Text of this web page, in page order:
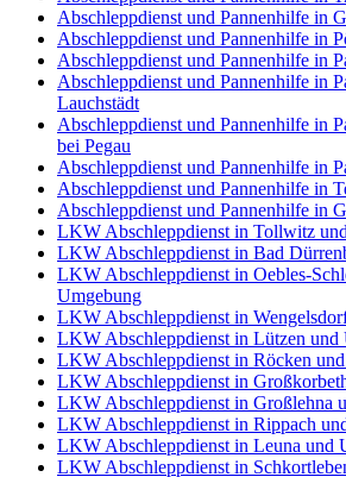
Abschleppdienst und Pannenhilfe in
Abschleppdienst und Pannenhilfe in
Abschleppdienst und Pannenhilfe in
Abschleppdienst und Pannenhilfe in
Lauchstädt
Abschleppdienst und Pannenhilfe in
bei Pegau
Abschleppdienst und Pannenhilfe in
Abschleppdienst und Pannenhilfe in
Abschleppdienst und Pannenhilfe in
LKW Abschleppdienst in Tollwitz
LKW Abschleppdienst in Bad
LKW Abschleppdienst in Oebles-
Umgebung
LKW Abschleppdienst in
LKW Abschleppdienst in Lützen und
LKW Abschleppdienst in Röcken
LKW Abschleppdienst in
LKW Abschleppdienst in Großlehna
LKW Abschleppdienst in Rippach
LKW Abschleppdienst in Leuna und
LKW Abschleppdienst in